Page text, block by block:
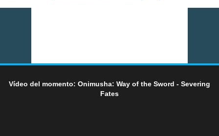
Vídeo del momento: Onimusha: Way of the Sword - Severing
Fates